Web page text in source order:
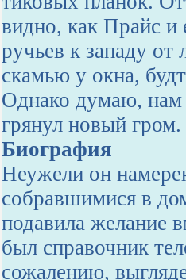
видно, как Прайс и
ручьев к западу от
скамью у окна,
Однако думаю, нам
грянул новый гром.
Биография
Неужели он
собравшимися в
подавила желание
был справочник
сожалению,